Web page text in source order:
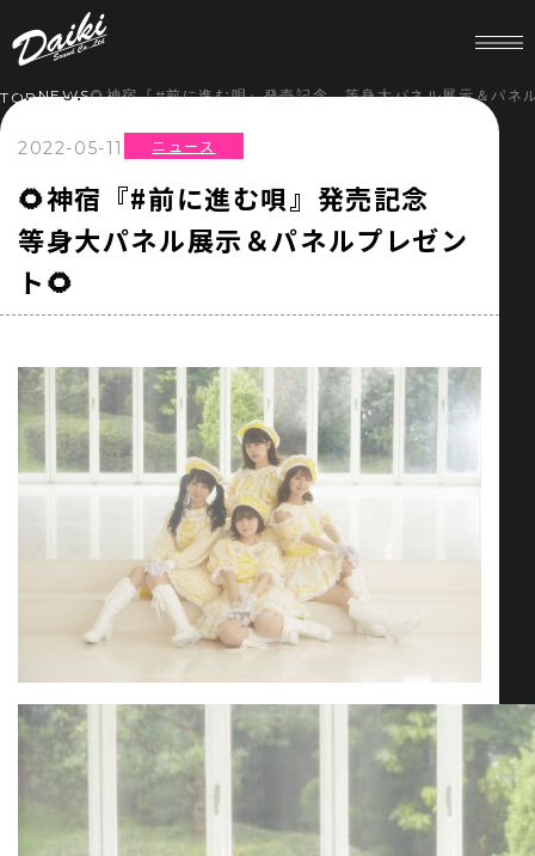
SNS
お問い合わせ
HOME
NEWS
COMPANY
RECRUIT
TOPNEWS🌻神宿『#前に進む唄』発売記念 等身大パネル展示＆パネ
2022-05-11 ニュース
🌻神宿『#前に進む唄』発売記念
等身大パネル展示＆パネルプレゼン
ト🌻